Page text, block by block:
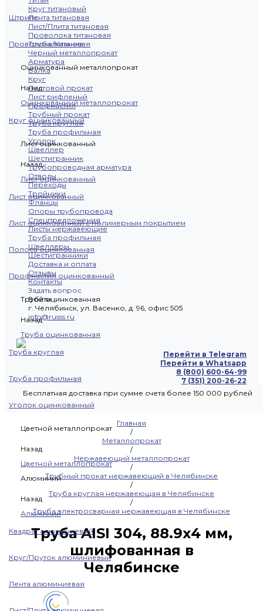
Круг титановый
Лента титановая
Лист/Плита титановая
Проволока титановая
Труба титановая
Черный металлопрокат
Арматура
Балка
Круг
Листовой прокат
Лист рифленый
Профнастил
Трубный прокат
Труба круглая
Труба профильная
Уголок
Швеллер
Шестигранник
Трубопроводная арматура
Отводы
Переходы
Тройники
Фланцы
Опоры трубопровода
Спецпредложения
Листы нержавеющие
Труба профильная
Швеллеры
Шестигранники
Доставка и оплата
Отзывы
Контакты
Задать вопрос
Войти
г. Челябинск, ул. Васенко, д. 96, офис 505
info@russs.ru
Перейти в Telegram
Перейти в Whatsapp
8 (800) 600-64-99
7 (351) 200-26-22
Штрипс
Проволока/Катанка
Оцинкованный металлопрокат
Назад
Оцинкованный металлопрокат
Круг оцинкованный
Лист оцинкованный
Назад
Лист оцинкованный
Лист оцинкованный
Лист оцинкованный с полимерным покрытием
Полоса оцинкованная
Профнастил оцинкованный
Труба оцинкованная
Назад
Труба оцинкованная
Труба круглая
Труба профильная
Уголок оцинкованный
Цветной металлопрокат
Назад
Цветной металлопрокат
Алюминий
Назад
Алюминий
Квадрат алюминиевый
Круг/Пруток алюминиевый
Лента алюминиевая
Бесплатная доставка при сумме счета более 150 000 рублей
Главная
/
Металлопрокат
/
Нержавеющий металлопрокат
/
Трубный прокат нержавеющий в Челябинске
/
Труба круглая нержавеющая в Челябинске
/
Труба электросварная нержавеющая в Челябинске
Труба AISI 304, 88.9х4 мм,
шлифованная в
Челябинске